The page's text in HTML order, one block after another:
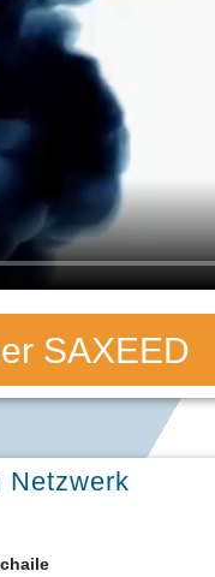
SAXEED
Netzwerk